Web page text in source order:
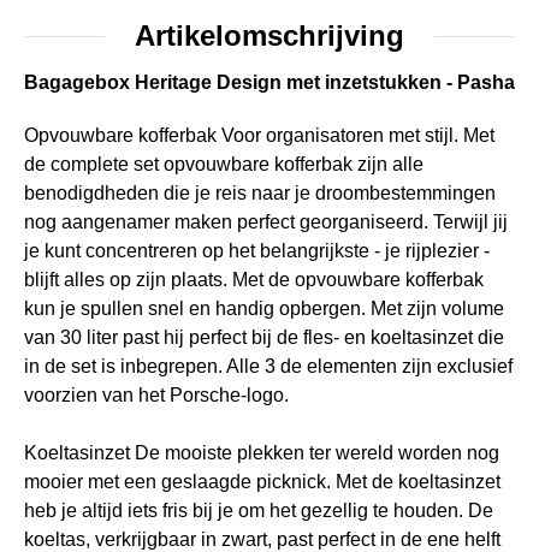
Artikelomschrijving
Bagagebox Heritage Design met inzetstukken - Pasha
Opvouwbare kofferbak Voor organisatoren met stijl. Met
de complete set opvouwbare kofferbak zijn alle
benodigdheden die je reis naar je droombestemmingen
nog aangenamer maken perfect georganiseerd. Terwijl jij
je kunt concentreren op het belangrijkste - je rijplezier -
blijft alles op zijn plaats. Met de opvouwbare kofferbak
kun je spullen snel en handig opbergen. Met zijn volume
van 30 liter past hij perfect bij de fles- en koeltasinzet die
in de set is inbegrepen. Alle 3 de elementen zijn exclusief
voorzien van het Porsche-logo.
Koeltasinzet De mooiste plekken ter wereld worden nog
mooier met een geslaagde picknick. Met de koeltasinzet
heb je altijd iets fris bij je om het gezellig te houden. De
koeltas, verkrijgbaar in zwart, past perfect in de ene helft